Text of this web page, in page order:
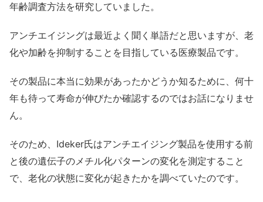
年齢調査方法を研究していました。
アンチエイジングは最近よく聞く単語だと思いますが、老
化や加齢を抑制することを目指している医療製品です。
その製品に本当に効果があったかどうか知るために、何十
年も待って寿命が伸びたか確認するのではお話になりませ
ん。
そのため、Ideker氏はアンチエイジング製品を使用する前
と後の遺伝子のメチル化パターンの変化を測定すること
で、老化の状態に変化が起きたかを調べていたのです。